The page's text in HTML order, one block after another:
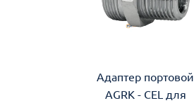
Адаптер портовой
AGRK - CEL для